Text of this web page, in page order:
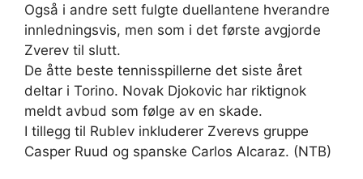
Også i andre sett fulgte duellantene hverandre
innledningsvis, men som i det første avgjorde
Zverev til slutt.
De åtte beste tennisspillerne det siste året
deltar i Torino. Novak Djokovic har riktignok
meldt avbud som følge av en skade.
I tillegg til Rublev inkluderer Zverevs gruppe
Casper Ruud og spanske Carlos Alcaraz. (NTB)